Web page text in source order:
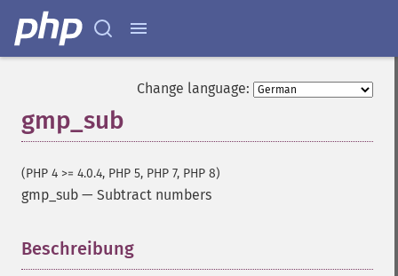
Change language:
gmp_sub
(PHP 4 >= 4.0.4, PHP 5, PHP 7, PHP 8)
gmp_sub — Subtract numbers
Beschreibung